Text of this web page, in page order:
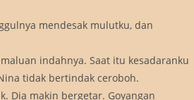
mendesak mulutku, dan
indahnya. Saat itu kesadaranku
tidak bertindak ceroboh.
Dia makin bergetar. Goyangan